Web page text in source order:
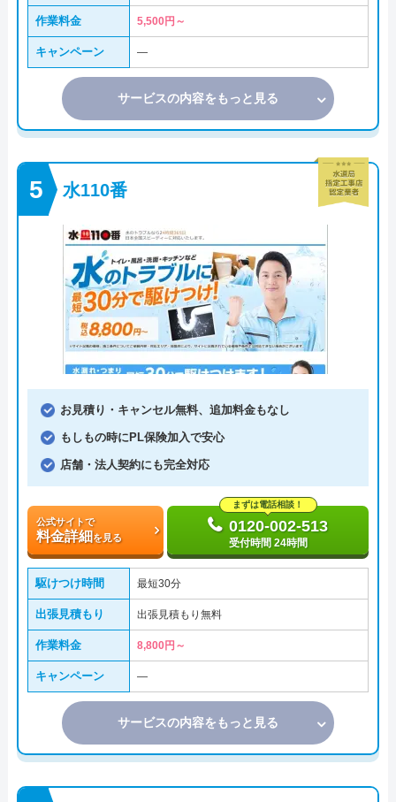
作業料金 5,500円～
キャンペーン ―
サービスの内容をもっと見る
水110番
お見積り・キャンセル無料、追加料金もなし
もしもの時にPL保険加入で安心
店舗・法人契約にも完全対応
公式サイトで
料金詳細を見る
まずは電話相談！
0120-002-513
受付時間 24時間
駆けつけ時間 最短30分
出張見積もり 出張見積もり無料
作業料金 8,800円～
キャンペーン ―
サービスの内容をもっと見る